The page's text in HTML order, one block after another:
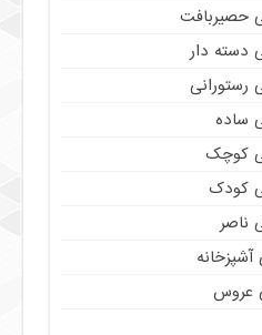
حصیربافت
دسته دار
رستورانی
ساده
کوچک
کودک
ناصر
عروس